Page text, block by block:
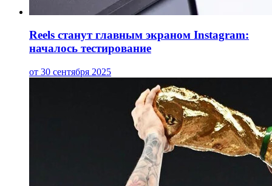
Reels станут главным экраном Instagram:
началось тестирование
от 30 сентября 2025